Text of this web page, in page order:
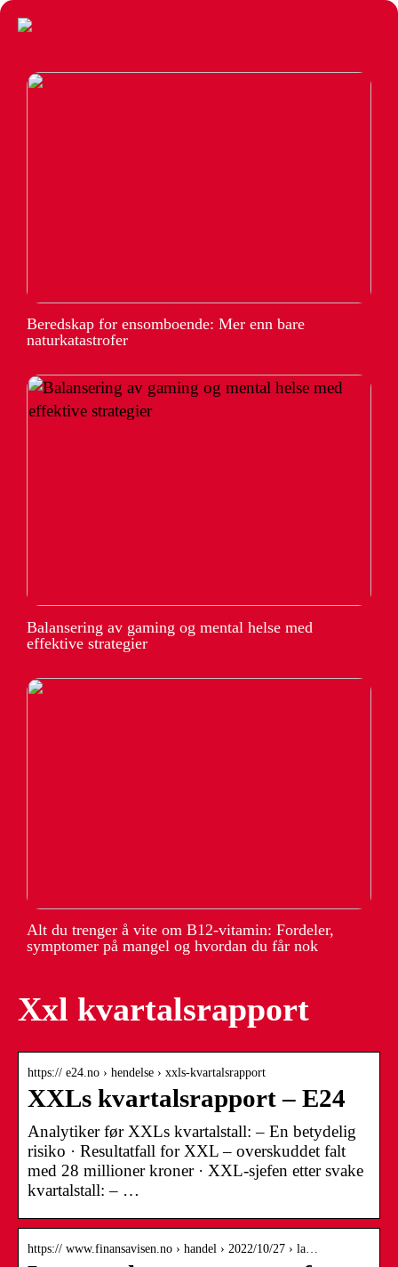
Beredskap for ensomboende: Mer enn bare
naturkatastrofer
Balansering av gaming og mental helse med
effektive strategier
Alt du trenger å vite om B12-vitamin: Fordeler,
symptomer på mangel og hvordan du får nok
Xxl kvartalsrapport
https:// e24.no › hendelse › xxls-kvartalsrapport
XXLs kvartalsrapport – E24
Analytiker før XXLs kvartalstall: – En betydelig
risiko · Resultatfall for XXL – overskuddet falt
med 28 millioner kroner · XXL-sjefen etter svake
kvartalstall: – …
https:// www.finansavisen.no › handel › 2022/10/27 › la…